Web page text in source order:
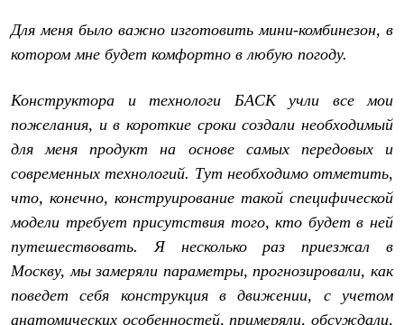
Для меня было важно изготовить мини-комбинезон, в
котором мне будет комфортно в любую погоду.
Конструктора и технологи БАСК учли все мои
пожелания, и в короткие сроки создали необходимый
для меня продукт на основе самых передовых и
современных технологий. Тут необходимо отметить,
что, конечно, конструирование такой специфической
модели требует присутствия того, кто будет в ней
путешествовать. Я несколько раз приезжал в
Москву, мы замеряли параметры, прогнозировали, как
поведет себя конструкция в движении, с учетом
анатомических особенностей, примеряли, обсуждали,